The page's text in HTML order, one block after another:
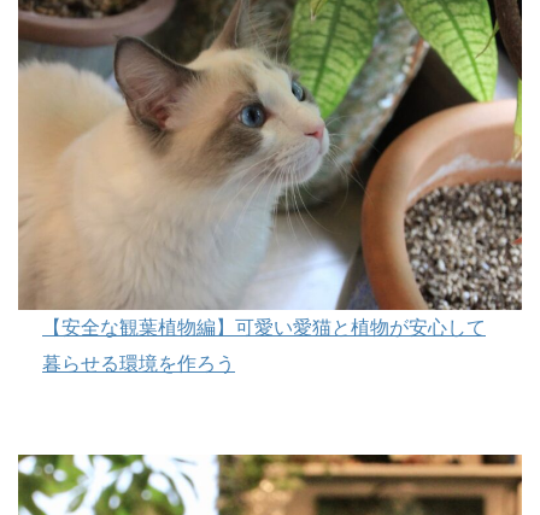
【安全な観葉植物編】可愛い愛猫と植物が安心して
暮らせる環境を作ろう